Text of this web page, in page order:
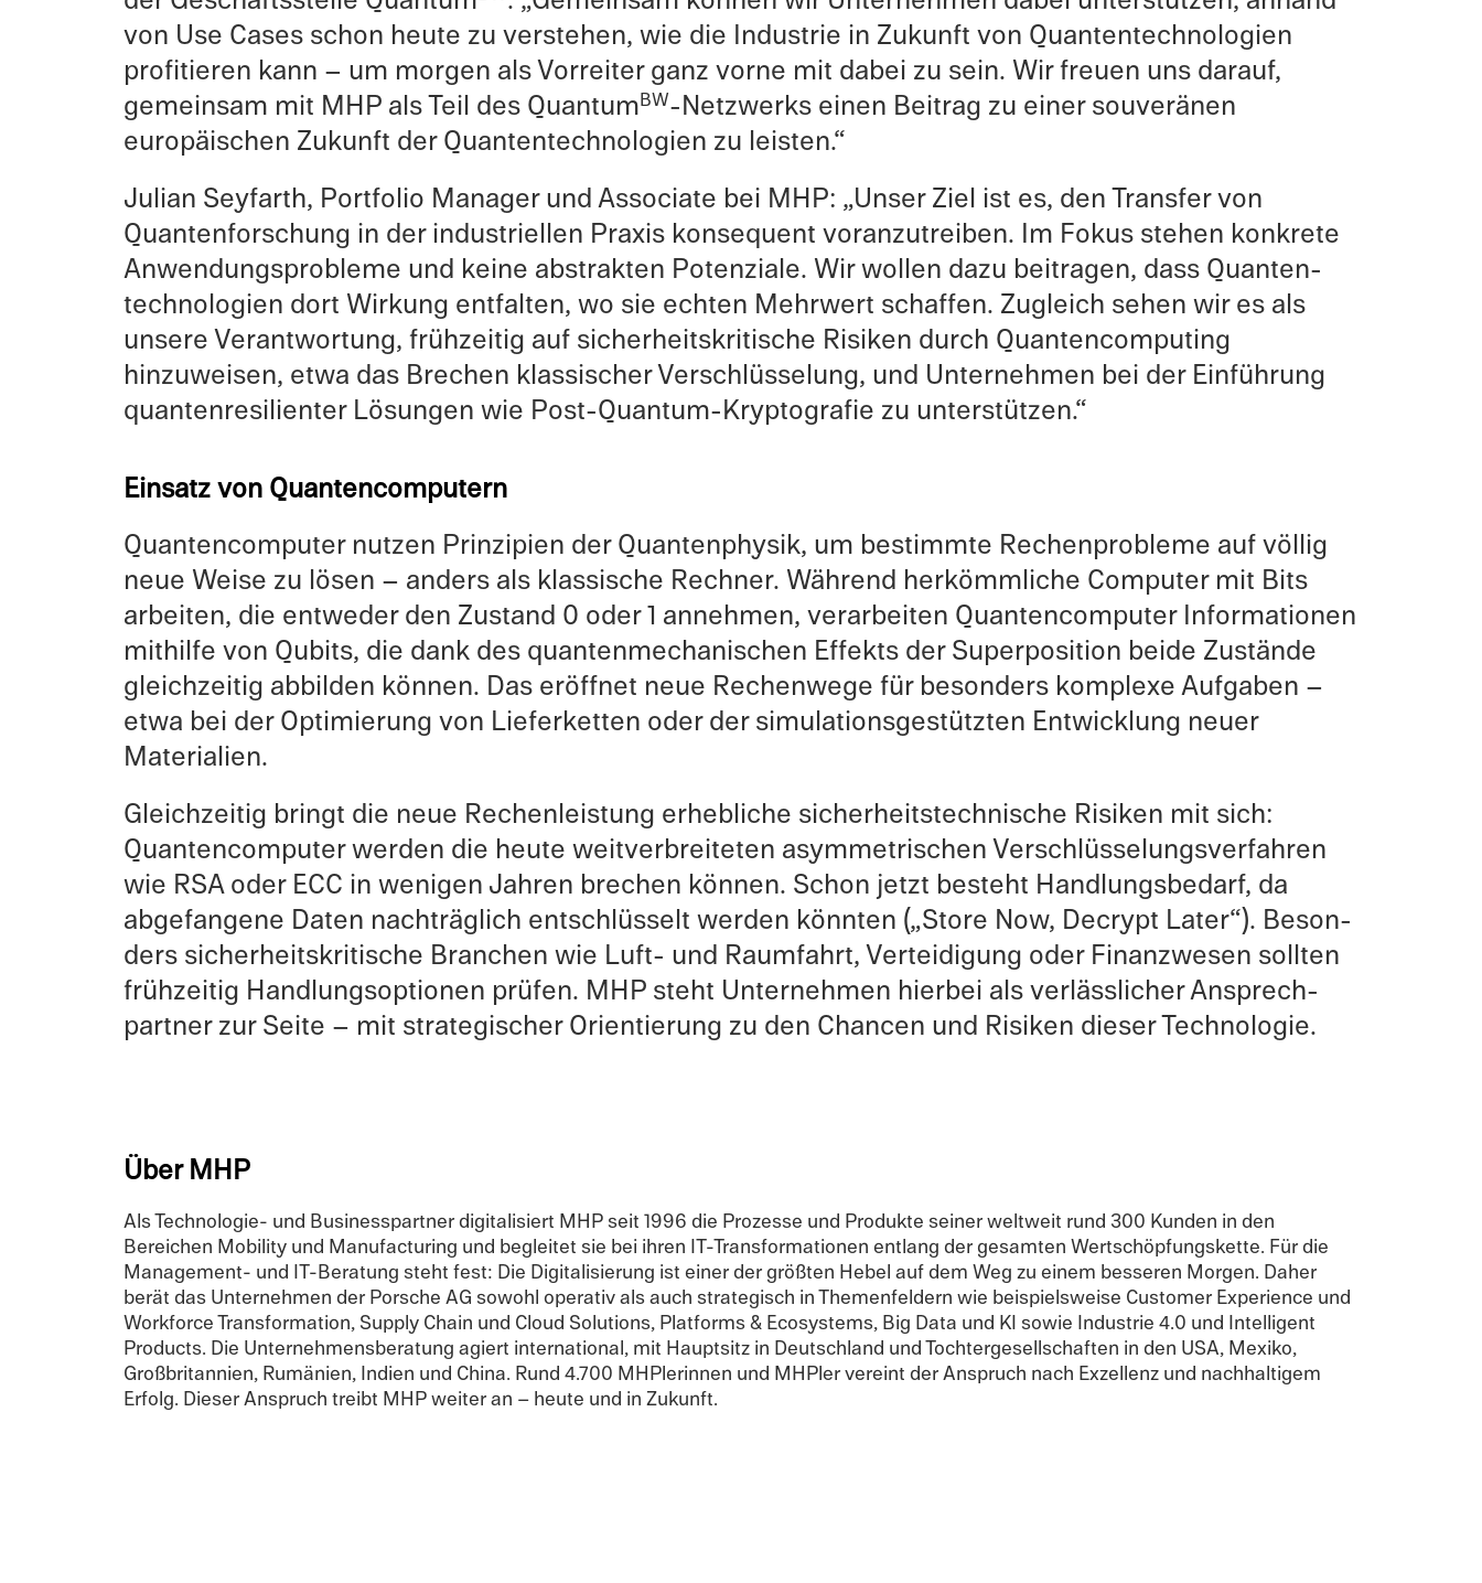
von Use Cases schon heute zu verste­hen, wie die Indus­trie in Zukunft von Quanten­technologien
profi­tieren kann – um morgen als Vorre­iter ganz vorne mit dabei zu sein. Wir freuen uns darauf,
gemein­sam mit MHP als Teil des QuantumBW-Netzw­erks einen Beitrag zu einer souverä­nen
europäis­chen Zukunft der Quanten­technologien zu leisten.“
Julian Seyfarth, Portfo­lio Manager und Associate bei MHP: „Unser Ziel ist es, den Trans­fer von
Quanten­forschung in der indus­triellen Praxis konse­quent voranzutreiben. Im Fokus stehen konkrete
Anwen­dung­sprob­leme und keine abstrak­ten Poten­ziale. Wir wollen dazu beitra­gen, dass Quanten­
technologien dort Wirkung entfal­ten, wo sie echten Mehrw­ert schaf­fen. Zugle­ich sehen wir es als
unsere Verant­wor­tung, frühzeitig auf sicher­heit­skri­tis­che Risiken durch Quanten­computing
hinzuweisen, etwa das Brechen klassis­cher Verschlüs­selung, und Unternehmen bei der Einführung
quanten­re­silien­ter Lösun­gen wie Post-Quantum-Kryptografie zu unterstützen.“
Einsatz von Quantencomputern
Quanten­com­puter nutzen Prinzip­ien der Quanten­physik, um bestimmte Rechen­prob­leme auf völlig
neue Weise zu lösen – anders als klassis­che Rechner. Während herkömm­liche Computer mit Bits
arbeiten, die entweder den Zustand 0 oder 1 annehmen, verar­beiten Quanten­com­puter Infor­ma­tio­nen
mithilfe von Qubits, die dank des quanten­mech­a­nis­chen Effekts der Super­po­si­tion beide Zustände
gleichzeitig abbilden können. Das eröffnet neue Rechen­wege für beson­ders komplexe Aufgaben –
etwa bei der Optimierung von Liefer­ket­ten oder der simula­tion­s­gestützten Entwick­lung neuer
Materialien.
Gleichzeitig bringt die neue Rechen­leis­tung erhebliche sicher­heit­stech­nis­che Risiken mit sich:
Quanten­com­puter werden die heute weitver­bre­it­eten asymmetrischen Verschlüs­selungsver­fahren
wie RSA oder ECC in wenigen Jahren brechen können. Schon jetzt besteht Handlungs­be­darf, da
abgefan­gene Daten nachträglich entschlüs­selt werden könnten („Store Now, Decrypt Later“). Beson­
ders sicher­heit­skri­tis­che Branchen wie Luft- und Raumfahrt, Vertei­di­gung oder Finanzwe­sen sollten
frühzeitig Handlung­sop­tio­nen prüfen. MHP steht Unternehmen hierbei als verlässlicher Ansprech­
part­ner zur Seite – mit strate­gis­cher Orien­tierung zu den Chancen und Risiken dieser Technologie.
Über MHP
Als Technologie- und Business­part­ner digital­isiert MHP seit 1996 die Prozesse und Produkte seiner weltweit rund 300 Kunden in den
Bereichen Mobil­ity und Manufac­tur­ing und begleitet sie bei ihren IT-Transformationen entlang der gesamten Wertschöp­fungs­kette. Für die
Management- und IT-Beratung steht fest: Die Digital­isierung ist einer der größten Hebel auf dem Weg zu einem besseren Morgen. Daher
berät das Unternehmen der Porsche AG sowohl opera­tiv als auch strate­gisch in Themen­feldern wie beispiel­sweise Customer Experi­ence und
Workforce Trans­for­ma­tion, Supply Chain und Cloud Solutions, Platforms & Ecosys­tems, Big Data und KI sowie Indus­trie 4.0 und Intel­li­gent
Products. Die Unternehmens­ber­atung agiert inter­na­tional, mit Haupt­sitz in Deutsch­land und Tochterge­sellschaften in den USA, Mexiko,
Großbri­tan­nien, Rumänien, Indien und China. Rund 4.700 MHPlerin­nen und MHPler vereint der Anspruch nach Exzel­lenz und nachhaltigem
Erfolg. Dieser Anspruch treibt MHP weiter an – heute und in Zukunft.